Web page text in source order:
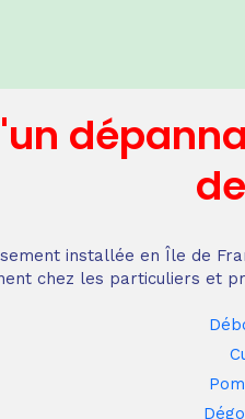
installée en Île de
chez les particuliers et